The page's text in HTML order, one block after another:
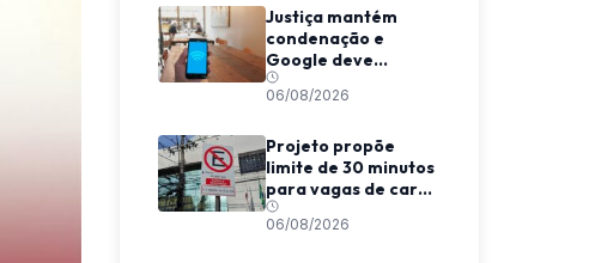
Justiça mantém
condenação e
Google deve
indenizar usuário
por invasão de e-
06/08/2026
Projeto propõe
limite de 30 minutos
para vagas de carga
e descarga em
Viçosa
06/08/2026